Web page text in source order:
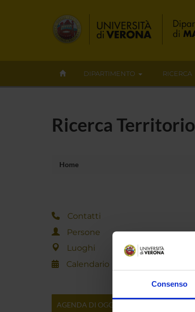
Consenso
DIPARTIMENTO RICERCA
Ricerca Territorio
Home
Contatti
Persone
Luoghi
Calendario
AGENDA DI OGGI